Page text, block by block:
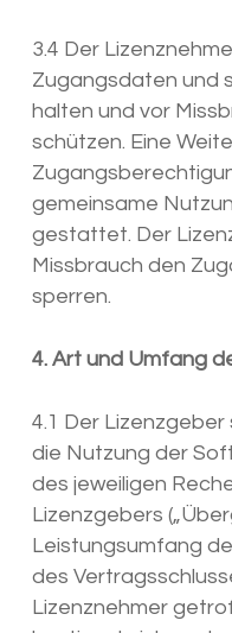
3.4 Der
Zugangsdaten und
halten und vor
schützen. Eine
gemeinsame
gestattet. Der
Missbrauch den
sperren.
4. Art und Umfang
4.1 Der
die Nutzung der
des jeweiligen
Lizenzgebers
Leistungsumfang
des
Lizenznehmer